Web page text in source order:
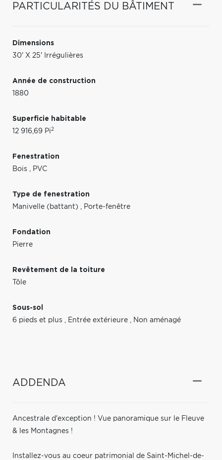
PARTICULARITÉS DU BÂTIMENT
Dimensions
30' X 25' Irrégulières
Année de construction
1880
Superficie habitable
12 916,69 Pi2
Fenestration
Bois , PVC
Type de fenestration
Manivelle (battant) , Porte-fenêtre
Fondation
Pierre
Revêtement de la toiture
Tôle
Sous-sol
6 pieds et plus , Entrée extérieure , Non aménagé
ADDENDA
Ancestrale d'exception ! Vue panoramique sur le Fleuve
& les Montagnes !
Installez-vous au coeur patrimonial de Saint-Michel-de-